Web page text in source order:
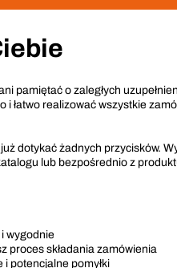
pamiętać o zaległych
i łatwo realizować wszystkie
dotykać żadnych przycisków.
lub bezpośrednio z
wygodnie
proces składania zamówienia
potencjalne pomyłki